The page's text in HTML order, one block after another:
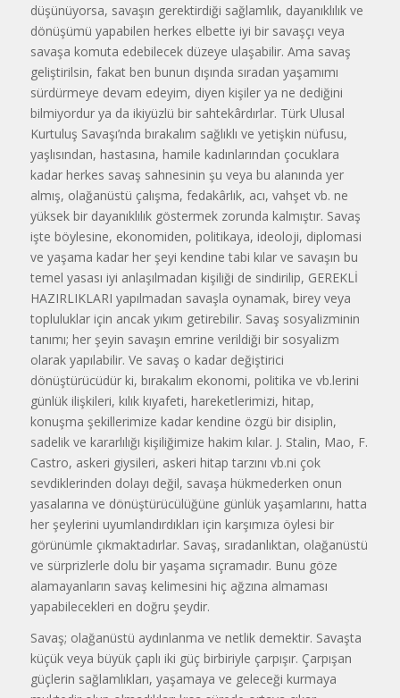
düşünüyorsa, savaşın gerektirdiği sağlamlık, dayanıklılık ve
dönüşümü yapabilen herkes elbette iyi bir savaşçı veya
savaşa komuta edebilecek düzeye ulaşabilir. Ama savaş
geliştirilsin, fakat ben bunun dışında sıradan yaşamımı
sürdürmeye devam edeyim, diyen kişiler ya ne dediğini
bilmiyordur ya da ikiyüzlü bir sahtekârdırlar. Türk Ulusal
Kurtuluş Savaşı’nda bırakalım sağlıklı ve yetişkin nüfusu,
yaşlısından, hastasına, hamile kadınlarından çocuklara
kadar herkes savaş sahnesinin şu veya bu alanında yer
almış, olağanüstü çalışma, fedakârlık, acı, vahşet vb. ne
yüksek bir dayanıklılık göstermek zorunda kalmıştır. Savaş
işte böylesine, ekonomiden, politikaya, ideoloji, diplomasi
ve yaşama kadar her şeyi kendine tabi kılar ve savaşın bu
temel yasası iyi anlaşılmadan kişiliği de sindirilip, GEREKLİ
HAZIRLIKLARI yapılmadan savaşla oynamak, birey veya
topluluklar için ancak yıkım getirebilir. Savaş sosyalizminin
tanımı; her şeyin savaşın emrine verildiği bir sosyalizm
olarak yapılabilir. Ve savaş o kadar değiştirici
dönüştürücüdür ki, bırakalım ekonomi, politika ve vb.lerini
günlük ilişkileri, kılık kıyafeti, hareketlerimizi, hitap,
konuşma şekillerimize kadar kendine özgü bir disiplin,
sadelik ve kararlılığı kişiliğimize hakim kılar. J. Stalin, Mao, F.
Castro, askeri giysileri, askeri hitap tarzını vb.ni çok
sevdiklerinden dolayı değil, savaşa hükmederken onun
yasalarına ve dönüştürücülüğüne günlük yaşamlarını, hatta
her şeylerini uyumlandırdıkları için karşımıza öylesi bir
görünümle çıkmaktadırlar. Savaş, sıradanlıktan, olağanüstü
ve sürprizlerle dolu bir yaşama sıçramadır. Bunu göze
alamayanların savaş kelimesini hiç ağzına almaması
yapabilecekleri en doğru şeydir.
Savaş; olağanüstü aydınlanma ve netlik demektir. Savaşta
küçük veya büyük çaplı iki güç birbiriyle çarpışır. Çarpışan
güçlerin sağlamlıkları, yaşamaya ve geleceği kurmaya